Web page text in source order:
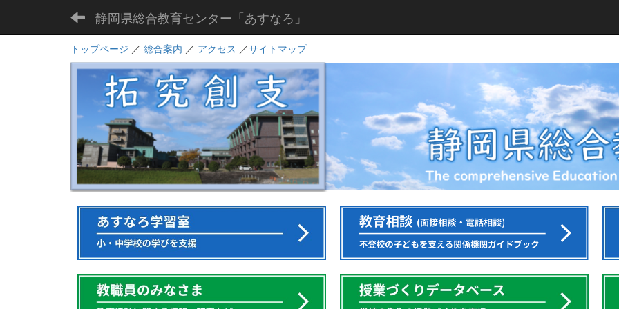
静岡県総合教育センター「あすなろ」
トップページ ／ 総合案内 ／ アクセス ／サイトマップ